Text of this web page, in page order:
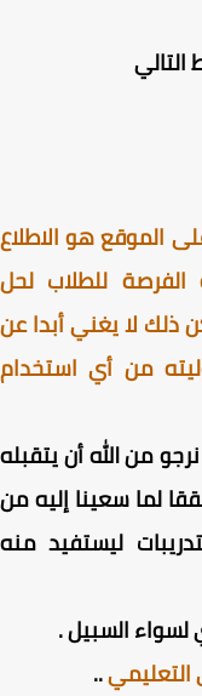
هو الاطلاع
للطلاب لحل
لا يغني أبدا عن
من أي استخدام
من الله أن يتقبله
لما سعينا إليه من
ليستفيد منه
السبيل .
..